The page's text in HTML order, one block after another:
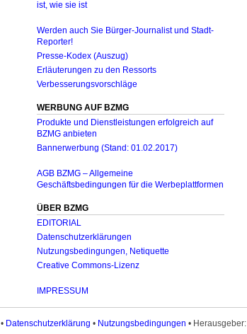
ist, wie sie ist
Werden auch Sie Bürger-Journalist und Stadt-
Reporter!
Presse-Kodex (Auszug)
Erläuterungen zu den Ressorts
Verbesserungsvorschläge
WERBUNG AUF BZMG
Produkte und Dienstleistungen erfolgreich auf
BZMG anbieten
Bannerwerbung (Stand: 01.02.2017)
AGB BZMG – Allgemeine
Geschäftsbedingungen für die Werbeplattformen
ÜBER BZMG
EDITORIAL
Datenschutzerklärungen
Nutzungsbedingungen, Netiquette
Creative Commons-Lizenz
IMPRESSUM
• Datenschutzerklärung • Nutzungsbedingungen • Herausgeber: